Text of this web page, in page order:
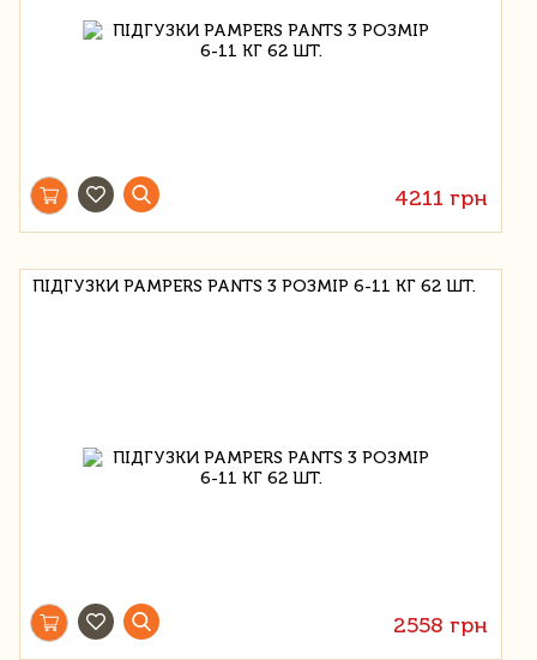
4211 грн
ПІДГУЗКИ PAMPERS PANTS 3 РОЗМІР 6-11 КГ 62 ШТ.
2558 грн